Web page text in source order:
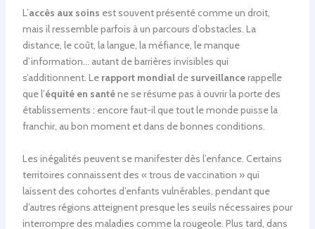
L’accès aux soins est souvent présenté comme un droit,
mais il ressemble parfois à un parcours d’obstacles. La
distance, le coût, la langue, la méfiance, le manque
d’information… autant de barrières invisibles qui
s’additionnent. Le rapport mondialde surveillancerappelle
que l’équité en santéne se résume pas à ouvrir la porte des
établissements : encore faut-il que tout le monde puisse la
franchir, au bon moment et dans de bonnes conditions.
Les inégalités peuvent se manifester dès l’enfance. Certains
territoires connaissent des « trous de vaccination » qui
laissent des cohortes d’enfants vulnérables, pendant que
d’autres régions atteignent presque les seuils nécessaires pour
interrompre des maladies comme la rougeole. Plus tard, dans